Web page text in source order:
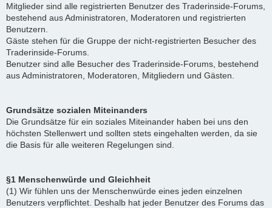
Mitglieder sind alle registrierten Benutzer des Traderinside-Forums,
bestehend aus Administratoren, Moderatoren und registrierten
Benutzern.
Gäste stehen für die Gruppe der nicht-registrierten Besucher des
Traderinside-Forums.
Benutzer sind alle Besucher des Traderinside-Forums, bestehend
aus Administratoren, Moderatoren, Mitgliedern und Gästen.
Grundsätze sozialen Miteinanders
Die Grundsätze für ein soziales Miteinander haben bei uns den
höchsten Stellenwert und sollten stets eingehalten werden, da sie
die Basis für alle weiteren Regelungen sind.
§1 Menschenwürde und Gleichheit
(1) Wir fühlen uns der Menschenwürde eines jeden einzelnen
Benutzers verpflichtet. Deshalb hat jeder Benutzer des Forums das